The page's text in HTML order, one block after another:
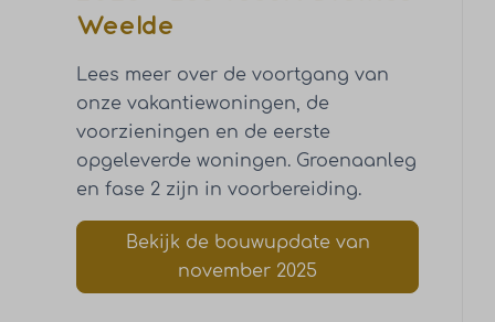
Weelde
Lees meer over de voortgang van
onze vakantiewoningen, de
voorzieningen en de eerste
opgeleverde woningen. Groenaanleg
en fase 2 zijn in voorbereiding.
Bekijk de bouwupdate van
november 2025